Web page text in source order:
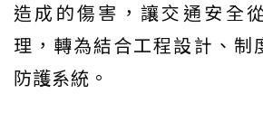
造成的傷害，讓交通安全
理，轉為結合工程設計、制
防護系統。